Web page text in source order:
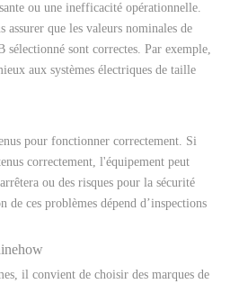
ou une inefficacité opérationnelle.
assurer que les valeurs nominales de
sélectionné sont correctes. Par exemple,
aux systèmes électriques de taille
pour fonctionner correctement. Si
correctement, l'équipement peut
ou des risques pour la sécurité
ces problèmes dépend d’inspections
il convient de choisir des marques de